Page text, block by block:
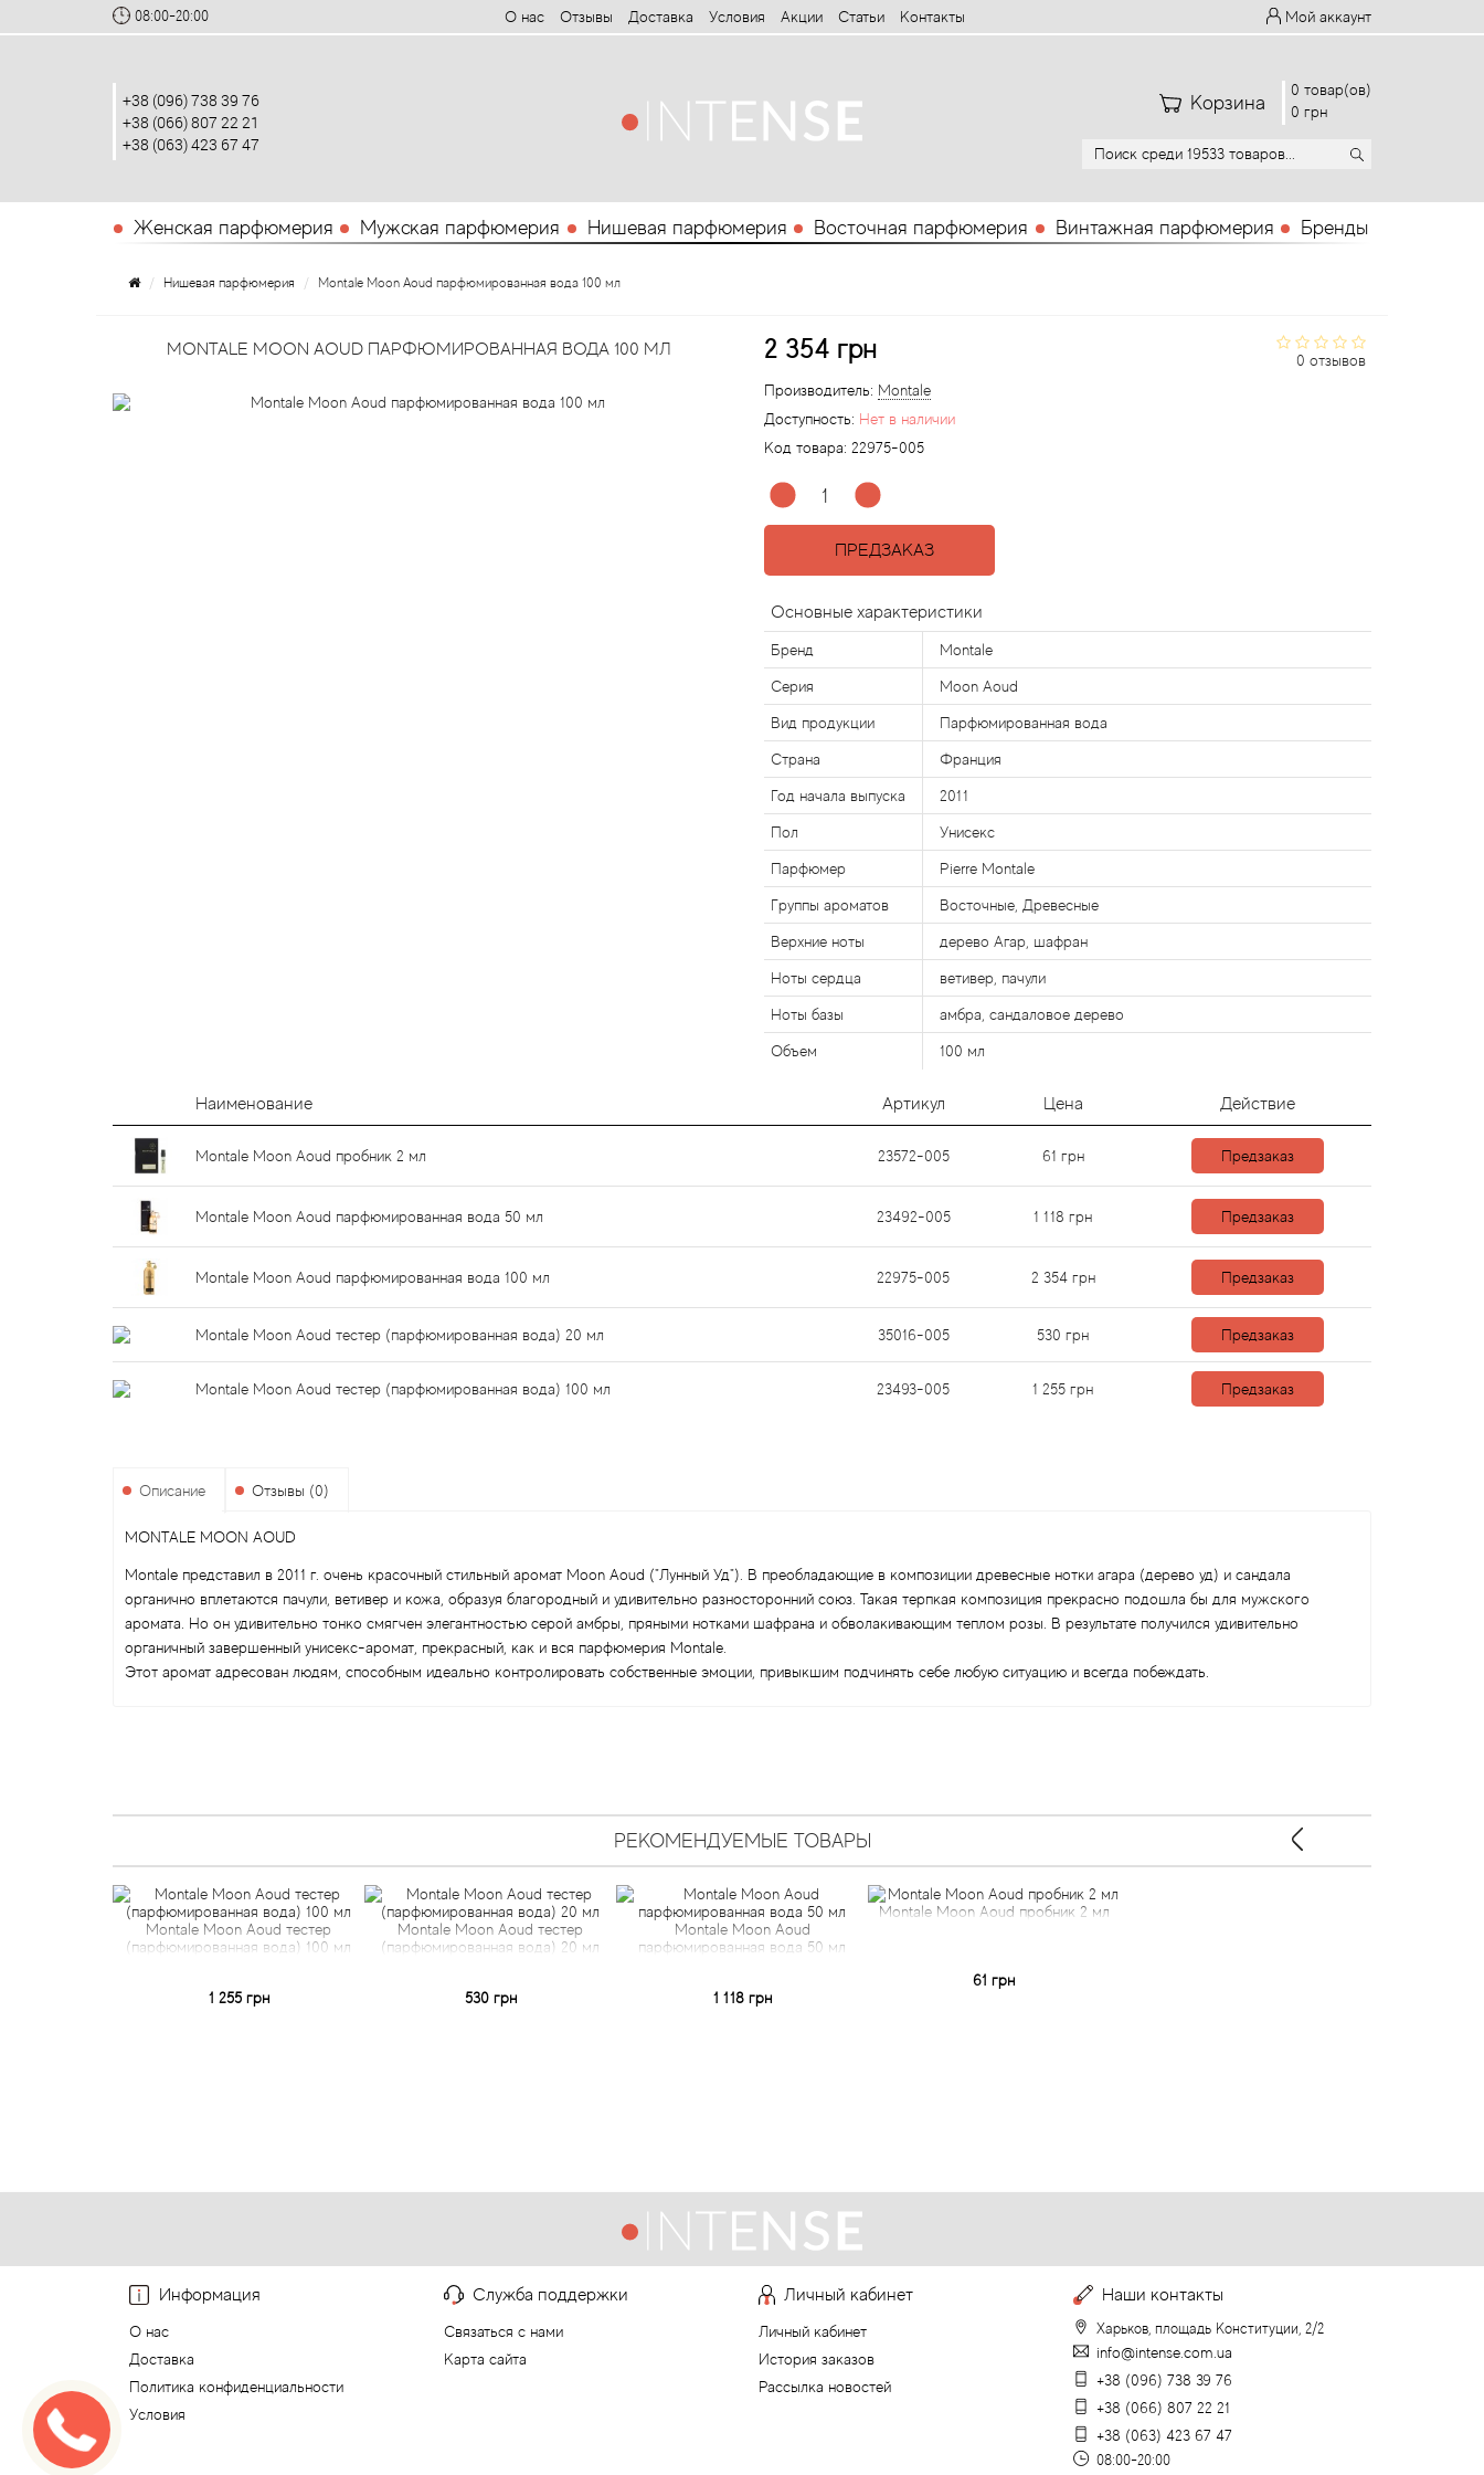
08:00-20:00 О нас Отзывы Доставка Условия Aкции Статьи Контакты Мой аккаунт
+38 (096) 738 39 76
+38 (066) 807 22 21
+38 (063) 423 67 47
Корзина
0 товар(ов)
0 грн
Женская парфюмерия Мужская парфюмерия Нишевая парфюмерия Восточная парфюмерия Винтажная парфюмерия Бренды
Нишевая парфюмерия Montale Moon Aoud парфюмированная вода 100 мл
MONTALE MOON AOUD ПАРФЮМИРОВАННАЯ ВОДА 100 МЛ
0 отзывов
2 354 грн
Производитель: Montale
Доступность: Нет в наличии
Код товара: 22975-005
ПРЕДЗАКАЗ
Основные характеристики
Бренд Montale
Серия Moon Aoud
Вид продукции Парфюмированная вода
Страна Франция
Год начала выпуска 2011
Пол Унисекс
Парфюмер Pierre Montale
Группы ароматов Восточные, Древесные
Верхние ноты дерево Агар, шафран
Ноты сердца ветивер, пачули
Ноты базы амбра, сандаловое дерево
Объем 100 мл
Наименование Артикул Цена Действие
Montale Moon Aoud пробник 2 мл 23572-005 61 грн Предзаказ
Montale Moon Aoud парфюмированная вода 50 мл 23492-005 1 118 грн Предзаказ
Montale Moon Aoud парфюмированная вода 100 мл 22975-005 2 354 грн Предзаказ
Montale Moon Aoud тестер (парфюмированная вода) 20 мл 35016-005 530 грн Предзаказ
Montale Moon Aoud тестер (парфюмированная вода) 100 мл 23493-005 1 255 грн Предзаказ
Описание Отзывы (0)
MONTALE MOON AOUD
Montale представил в 2011 г. очень красочный стильный аромат Moon Aoud ("Лунный Уд"). В преобладающие в композиции древесные нотки агара (дерево уд) и сандала
органично вплетаются пачули, ветивер и кожа, образуя благородный и удивительно разносторонний союз. Такая терпкая композиция прекрасно подошла бы для мужского
аромата. Но он удивительно тонко смягчен элегантностью серой амбры, пряными нотками шафрана и обволакивающим теплом розы. В результате получился удивительно
органичный завершенный унисекс-аромат, прекрасный, как и вся парфюмерия Montale.
Этот аромат адресован людям, способным идеально контролировать собственные эмоции, привыкшим подчинять себе любую ситуацию и всегда побеждать.
РЕКОМЕНДУЕМЫЕ ТОВАРЫ
Montale Moon Aoud тестер
(парфюмированная вода) 100 мл
1 255 грн
Montale Moon Aoud тестер
(парфюмированная вода) 20 мл
530 грн
Montale Moon Aoud
парфюмированная вода 50 мл
1 118 грн
Montale Moon Aoud пробник 2 мл
61 грн
Информация
О нас
Доставка
Политика конфиденциальности
Условия
Служба поддержки
Связаться с нами
Карта сайта
Личный кабинет
Личный кабинет
История заказов
Рассылка новостей
Наши контакты
Харьков, площадь Конституции, 2/2
info@intense.com.ua
+38 (096) 738 39 76
+38 (066) 807 22 21
+38 (063) 423 67 47
08:00-20:00